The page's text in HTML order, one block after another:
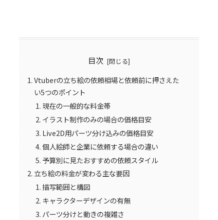
目次
Vtuberの立ち絵の依頼相場と依頼前に押さえた
い5つのポイント
現在の一般的な料金帯
イラスト制作のみの場合の価格目安
Live2D用パーツ分け込みの価格目安
個人絵師と企業に依頼する場合の違い
予算別に見たおすすめの依頼スタイル
立ち絵の料金が変わる主な要因
描写範囲と構図
キャラクターデザインの有無
パーツ分けと動きの複雑さ